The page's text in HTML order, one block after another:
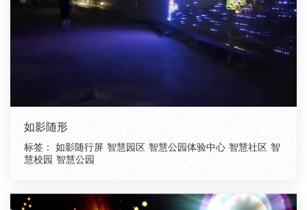
如影随形
标签： 如影随行屏 智慧园区 智慧公园体验中心 智慧社区 智
慧校园 智慧公园